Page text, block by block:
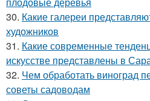
30. Какие галереи
художников
31. Какие современные
искусстве представлены в
32. Чем обработать виноград
советы садоводам